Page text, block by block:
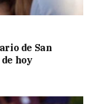
de San
hoy